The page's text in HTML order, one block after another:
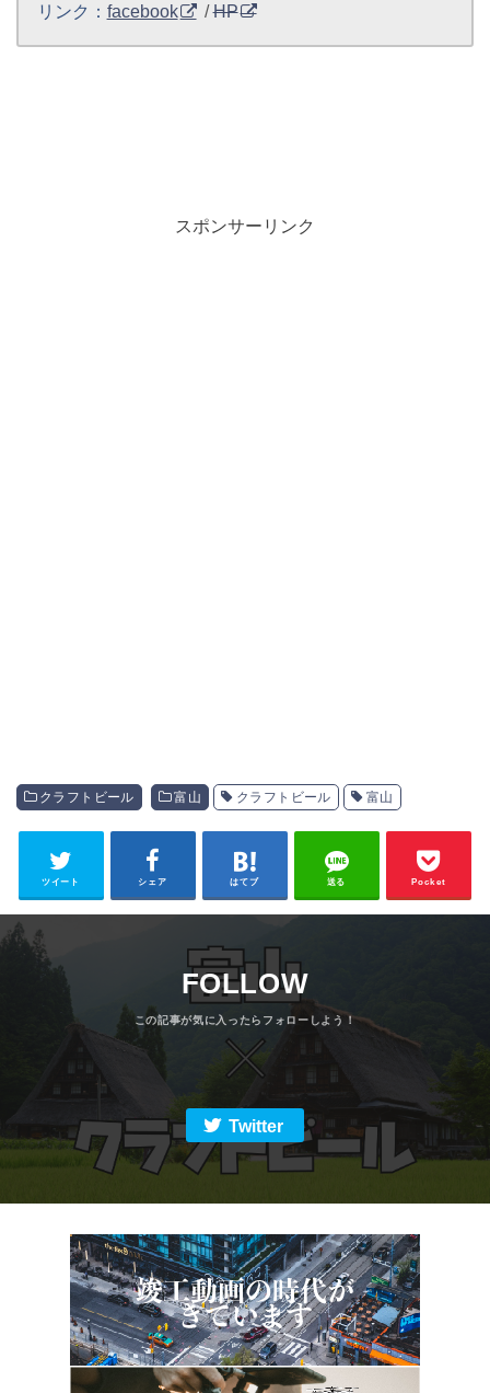
リンク： facebook /HP
スポンサーリンク
クラフトビール 富山 クラフトビール 富山
ツイート シェア はてブ 送る Pocket
FOLLOW
Twitter